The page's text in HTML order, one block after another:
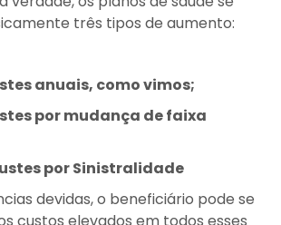
três tipos de aumento:
anuais, como vimos;
por mudança de faixa
por Sinistralidade
devidas, o beneficiário pode se